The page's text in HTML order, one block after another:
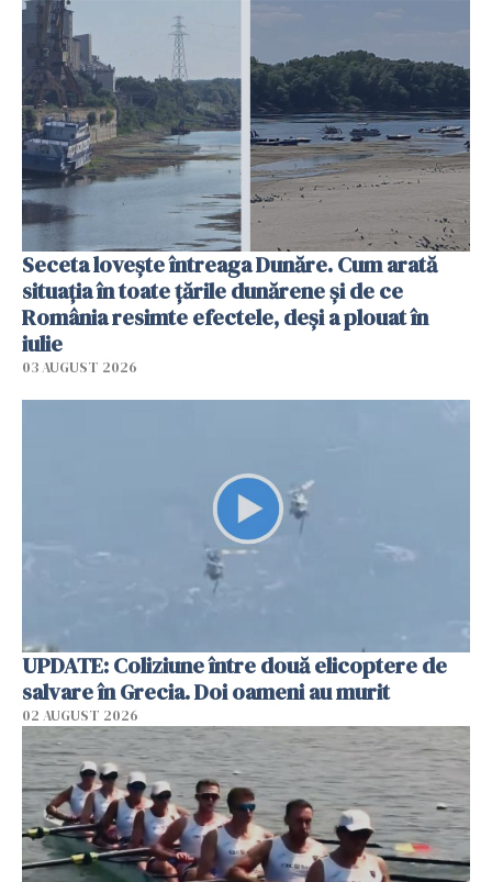
Seceta lovește întreaga Dunăre. Cum arată
situația în toate țările dunărene și de ce
România resimte efectele, deși a plouat în
iulie
03 AUGUST 2026
UPDATE: Coliziune între două elicoptere de
salvare în Grecia. Doi oameni au murit
02 AUGUST 2026